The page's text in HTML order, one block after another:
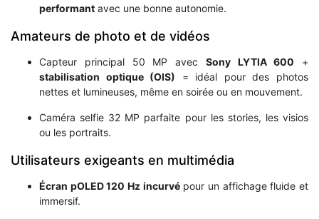
performant avec une bonne autonomie.
Amateurs de photo et de vidéos
Capteur principal 50 MP avec Sony LYTIA 600 +
stabilisation optique (OIS) = idéal pour des photos
nettes et lumineuses, même en soirée ou en mouvement.
Caméra selfie 32 MP parfaite pour les stories, les visios
ou les portraits.
Utilisateurs exigeants en multimédia
Écran pOLED 120 Hz incurvépour un affichage fluide et
immersif.